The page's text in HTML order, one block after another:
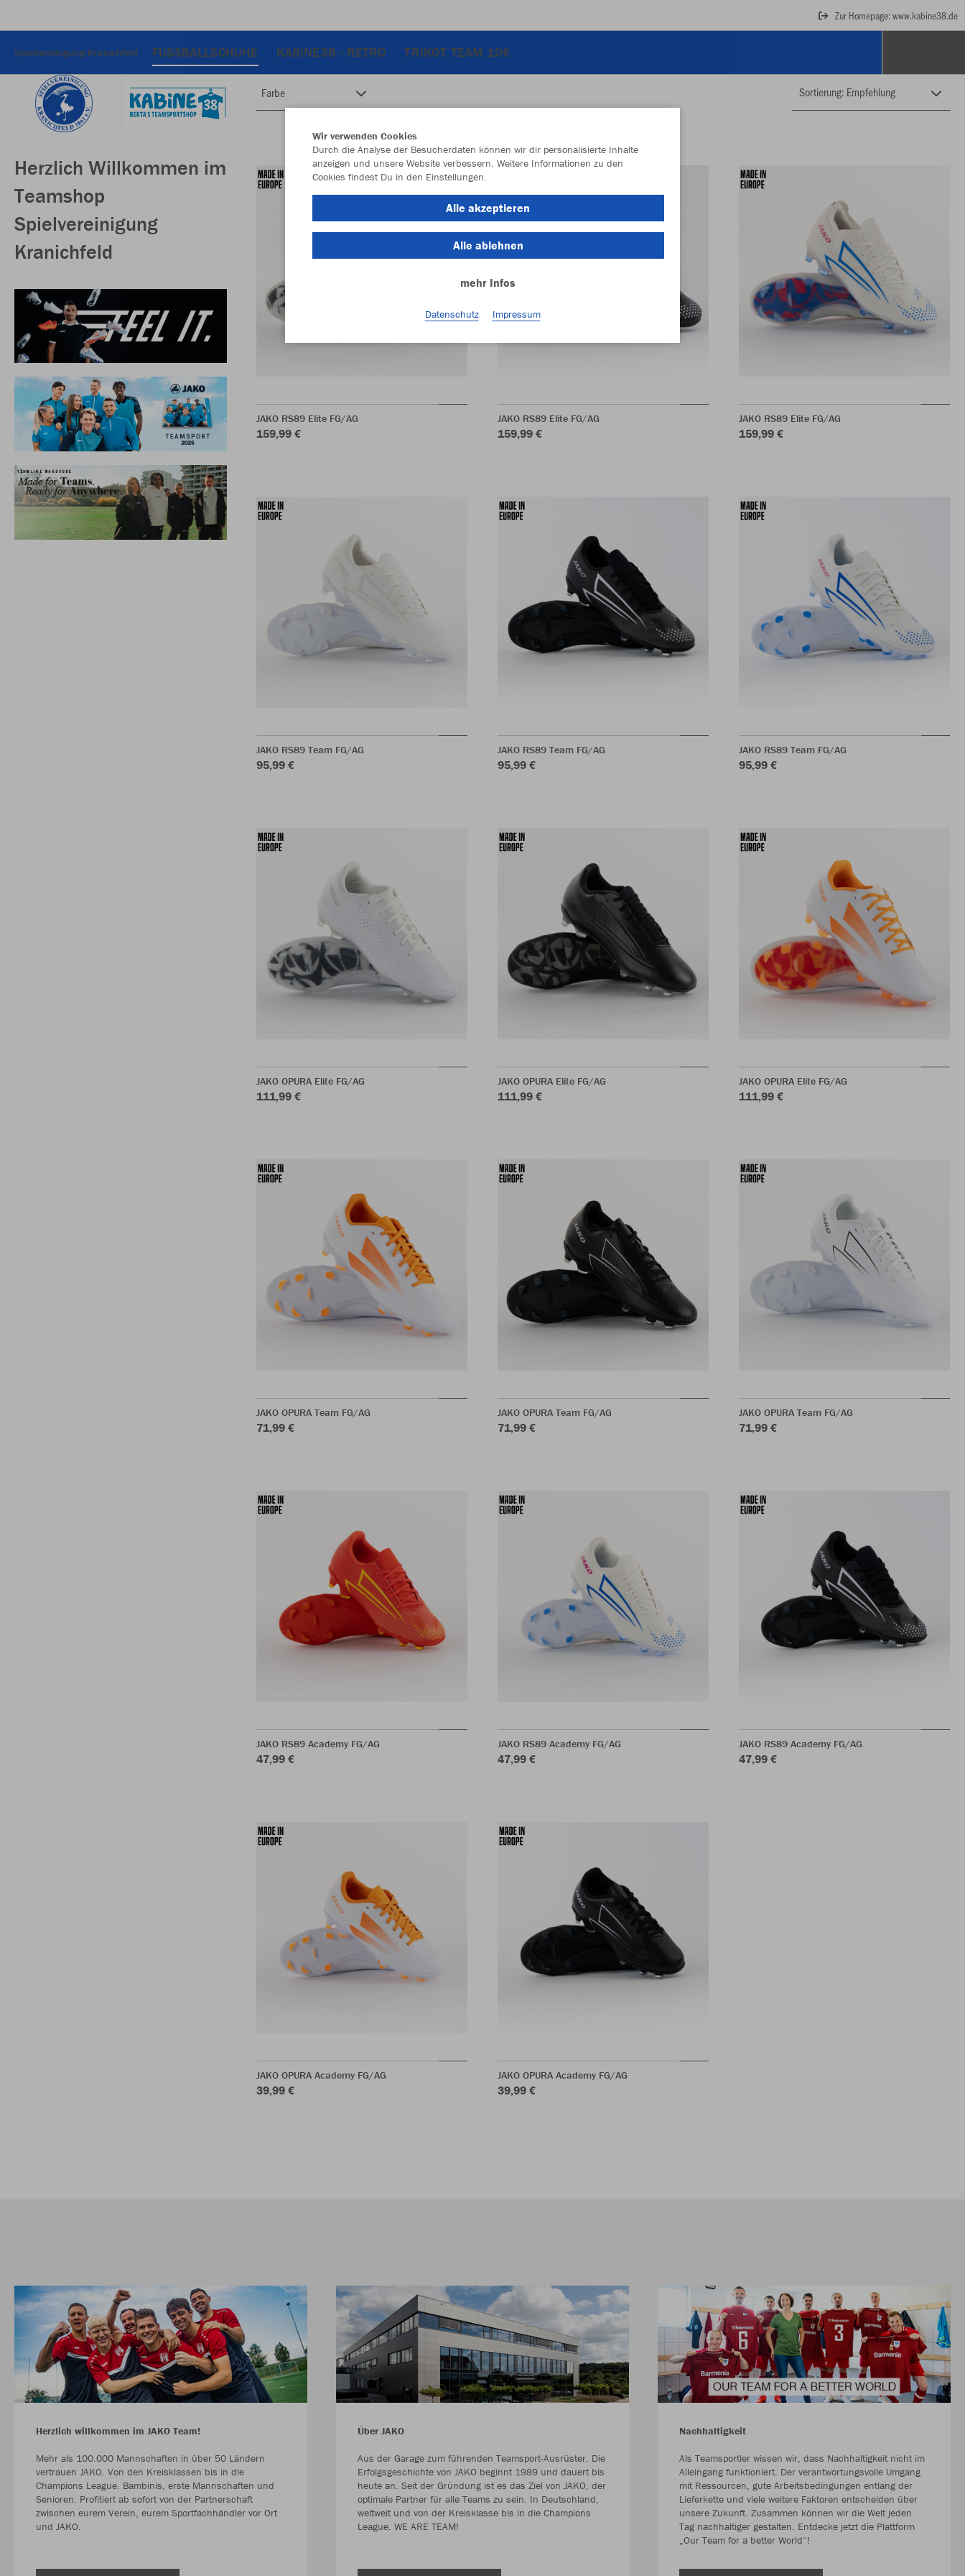
Zur Homepage: www.kabine38.de
Spielvereinigung Kranichfeld FUSSBALLSCHUHE KABINE38 - RETRO TRIKOT TEAM 10€
Herzlich Willkommen im
Teamshop
Spielvereinigung
Kranichfeld
Farbe
JAKO RS89 Elite FG/AG
159,99 €
JAKO RS89 Elite FG/AG
159,99 €
JAKO RS89 Elite FG/AG
159,99 €
JAKO RS89 Team FG/AG
95,99 €
JAKO RS89 Team FG/AG
95,99 €
JAKO RS89 Team FG/AG
95,99 €
JAKO OPURA Elite FG/AG
111,99 €
JAKO OPURA Elite FG/AG
111,99 €
JAKO OPURA Elite FG/AG
111,99 €
JAKO OPURA Team FG/AG
71,99 €
JAKO OPURA Team FG/AG
71,99 €
JAKO OPURA Team FG/AG
71,99 €
JAKO RS89 Academy FG/AG
47,99 €
JAKO RS89 Academy FG/AG
47,99 €
JAKO RS89 Academy FG/AG
47,99 €
JAKO OPURA Academy FG/AG
39,99 €
JAKO OPURA Academy FG/AG
39,99 €
Herzlich willkommen im JAKO Team!
Mehr als 100.000 Mannschaften in über 50 Ländern
vertrauen JAKO. Von den Kreisklassen bis in die
Champions League. Bambinis, erste Mannschaften und
Senioren. Profitiert ab sofort von der Partnerschaft
zwischen eurem Verein, eurem Sportfachhändler vor Ort
und JAKO.
Über JAKO
Aus der Garage zum führenden Teamsport-Ausrüster. Die
Erfolgsgeschichte von JAKO beginnt 1989 und dauert bis
heute an. Seit der Gründung ist es das Ziel von JAKO, der
optimale Partner für alle Teams zu sein. In Deutschland,
weltweit und von der Kreisklasse bis in die Champions
League. WE ARE TEAM!
Nachhaltigkeit
Als Teamsportler wissen wir, dass Nachhaltigkeit nicht im
Alleingang funktioniert. Der verantwortungsvolle Umgang
mit Ressourcen, gute Arbeitsbedingungen entlang der
Lieferkette und viele weitere Faktoren entscheiden über
unsere Zukunft. Zusammen können wir die Welt jeden
Tag nachhaltiger gestalten. Entdecke jetzt die Plattform
„Our Team for a better World“!
Wir verwenden Cookies
Durch die Analyse der Besucherdaten können wir dir personalisierte Inhalte
anzeigen und unsere Website verbessern. Weitere Informationen zu den
Cookies findest Du in den Einstellungen.
Alle akzeptieren
Alle ablehnen
mehr Infos
Datenschutz Impressum